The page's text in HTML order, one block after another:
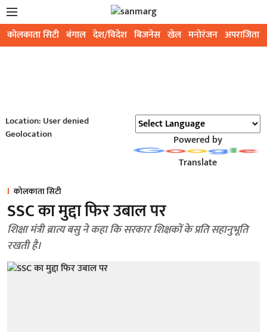
कोलकाता सिटी बंगाल देश/विदेश बिजनेस खेल मनोरंजन अपराजिता
Location: User denied
Geolocation
Powered by
Translate
कोलकाता सिटी
SSC का मुद्दा फिर उबाल पर
शिक्षा मंत्री ब्रात्य बसु ने कहा कि सरकार शिक्षकों के प्रति सहानुभूति
रखती है।